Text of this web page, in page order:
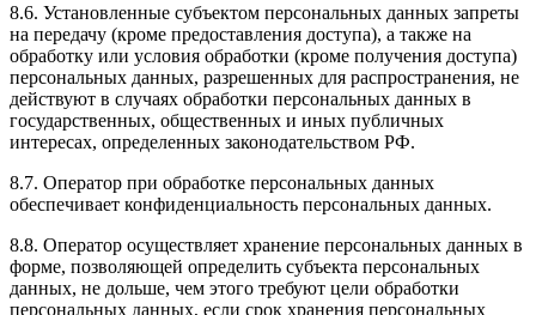
8.6. Установленные субъектом персональных данных запреты
на передачу (кроме предоставления доступа), а также на
обработку или условия обработки (кроме получения доступа)
персональных данных, разрешенных для распространения, не
действуют в случаях обработки персональных данных в
государственных, общественных и иных публичных
интересах, определенных законодательством РФ.
8.7. Оператор при обработке персональных данных
обеспечивает конфиденциальность персональных данных.
8.8. Оператор осуществляет хранение персональных данных в
форме, позволяющей определить субъекта персональных
данных, не дольше, чем этого требуют цели обработки
персональных данных, если срок хранения персональных